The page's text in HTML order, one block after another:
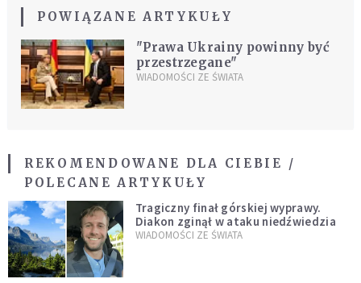
POWIĄZANE ARTYKUŁY
"Prawa Ukrainy powinny być
przestrzegane"
WIADOMOŚCI ZE ŚWIATA
REKOMENDOWANE DLA CIEBIE /
POLECANE ARTYKUŁY
Tragiczny finał górskiej wyprawy.
Diakon zginął w ataku niedźwiedzia
WIADOMOŚCI ZE ŚWIATA